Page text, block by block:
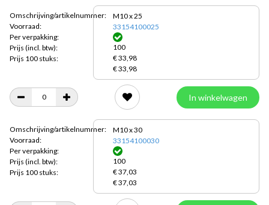
Omschrijving/artikelnummer:
Voorraad:
Per verpakking:
Prijs (incl. btw):
Prijs 100 stuks:
M10 x 25
33154100025
100
€ 33,98
€ 33,98
In winkelwagen
Omschrijving/artikelnummer:
Voorraad:
Per verpakking:
Prijs (incl. btw):
Prijs 100 stuks:
M10 x 30
33154100030
100
€ 37,03
€ 37,03